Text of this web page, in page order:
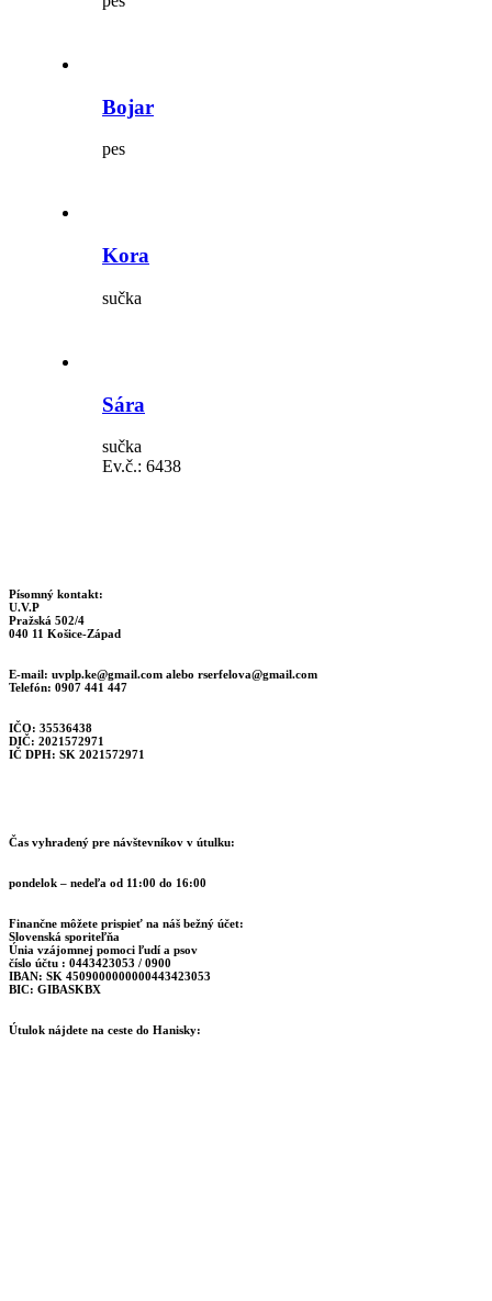
Bojar
pes
Kora
sučka
Sára
sučka
Ev.č.: 6438
Písomný kontakt:
U.V.P
Pražská 502/4
040 11 Košice-Západ
E-mail: uvplp.ke@gmail.com alebo rserfelova@gmail.com
Telefón: 0907 441 447
IČO: 35536438
DIČ: 2021572971
IČ DPH: SK 2021572971
Čas vyhradený pre návštevníkov v útulku:
pondelok – nedeľa od 11:00 do 16:00
Finančne môžete prispieť na náš bežný účet:
Slovenská sporiteľňa
Únia vzájomnej pomoci ľudí a psov
číslo účtu : 0443423053 / 0900
IBAN: SK 4509000000000443423053
BIC: GIBASKBX
Útulok nájdete na ceste do Hanisky: